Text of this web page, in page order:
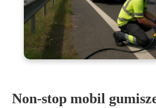
Non-stop mobil